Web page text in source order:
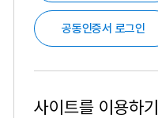
공동인증서 로그인
사이트를 이용하기